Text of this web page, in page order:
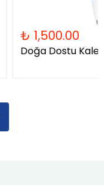
₺ 1,500.00
Doğa Dostu